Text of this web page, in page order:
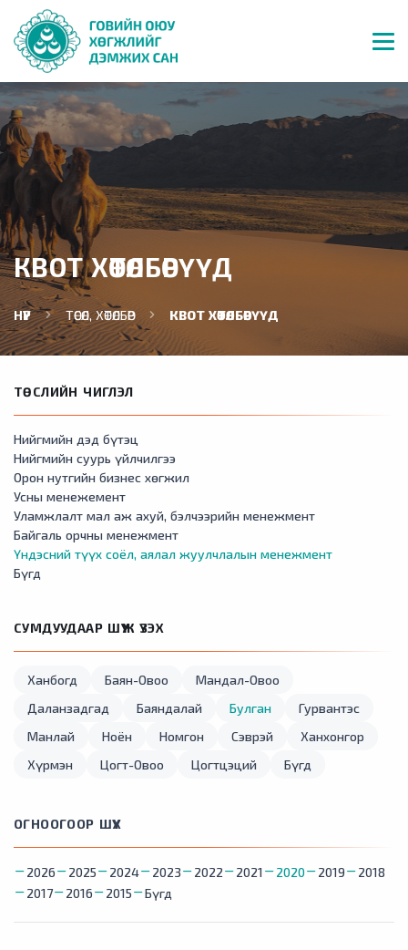
КВОТ ХӨТӨЛБӨРҮҮД
НҮҮР ТӨСӨЛ, ХӨТӨЛБӨР КВОТ ХӨТӨЛБӨРҮҮД
ТӨСЛИЙН ЧИГЛЭЛ
Нийгмийн дэд бүтэц
Нийгмийн суурь үйлчилгээ
Орон нутгийн бизнес хөгжил
Усны менежемент
Уламжлалт мал аж ахуй, бэлчээрийн менежмент
Байгаль орчны менежмент
Үндэсний түүх соёл, аялал жуулчлалын менежмент
Бүгд
СУМДУУДААР ШҮҮЖ ҮЗЭХ
Ханбогд Баян-Овоо
Мандал-Овоо
Даланзадгад
Баяндалай Булган
Гурвантэс
Манлай
Ноён Номгон Сэврэй
Ханхонгор
Хүрмэн
Цогт-Овоо Цогтцэций Бүгд
ОГНООГООР ШҮҮХ
2026 2025 2024 2023 2022 2021 2020 2019
2018
2017
2016 2015 Бүгд